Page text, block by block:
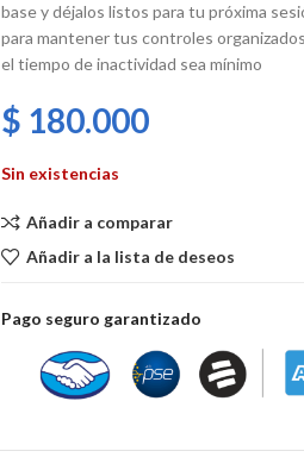
base y déjalos listos para tu próxima
para mantener tus controles
el tiempo de inactividad sea mínimo
$ 180.000
Sin existencias
Añadir a comparar
Añadir a la lista de deseos
Pago seguro garantizado